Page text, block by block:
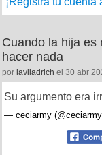
Cuando la hija es
hacer nada
por laviladrich el 30 abr
Su argumento era
— ceciarmy